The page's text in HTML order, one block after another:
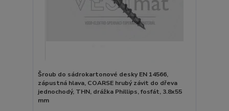
Šroub do sádrokartonové desky EN 14566,
zápustná hlava, COARSE hrubý závit do dřeva
jednochodý, THN, drážka Phillips, fosfát, 3.8x55
mm